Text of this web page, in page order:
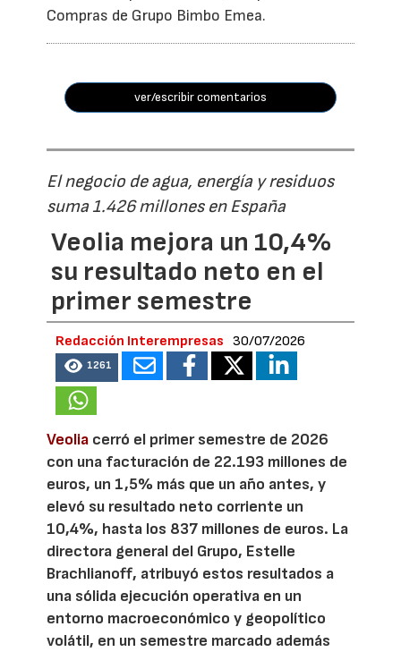
Compras de Grupo Bimbo Emea.
ver/escribir comentarios
El negocio de agua, energía y residuos
suma 1.426 millones en España
Veolia mejora un 10,4%
su resultado neto en el
primer semestre
Redacción Interempresas 30/07/2026
1261
Veolia cerró el primer semestre de 2026
con una facturación de 22.193 millones de
euros, un 1,5% más que un año antes, y
elevó su resultado neto corriente un
10,4%, hasta los 837 millones de euros. La
directora general del Grupo, Estelle
Brachlianoff, atribuyó estos resultados a
una sólida ejecución operativa en un
entorno macroeconómico y geopolítico
volátil, en un semestre marcado además